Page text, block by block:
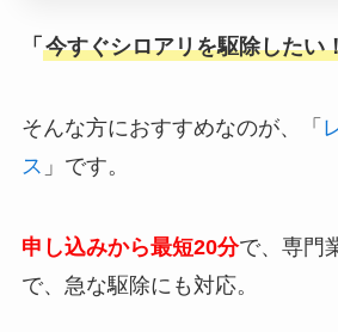
「 今すぐシロアリを駆除したい
そんな方におすすめなのが、「
ス 」です。
申し込みから最短20分で、専門
で、急な駆除にも対応。